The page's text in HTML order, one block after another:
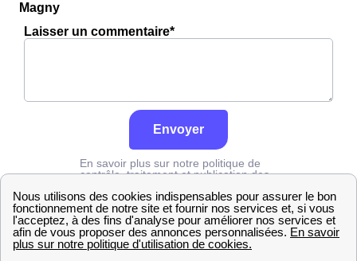
Magny
Laisser un commentaire*
Envoyer
En savoir plus sur notre politique de
contrôle, traitement et publication des
Grdf Vosges Le Magny